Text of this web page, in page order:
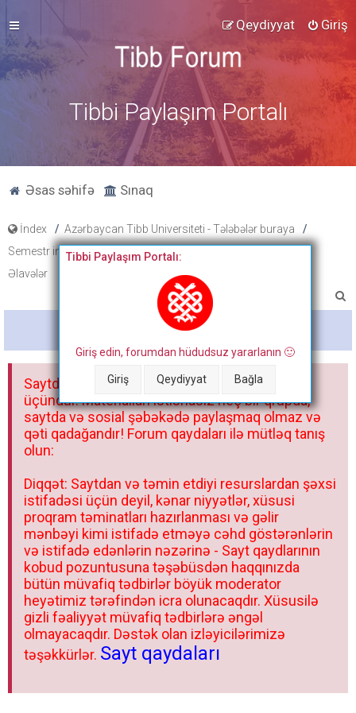
Giriş
Qeydiyyat
Tibbi Paylaşım Portalı
Əsas səhifə Sınaq
İndex
Azərbaycan Tibb Universiteti - Tələbələr buraya
Semestr imtahan testləri, cavabları və onların müzakirəsi
Əlavələr
a
Bitdi
Tibbi Paylaşım Portalı:
Giriş edin, forumdan hüdudsuz yararlanın 🙂
Giriş Qeydiyyat Bağla
Saytdakı materiallar yalnız fərdi istifadəniz
üçündür. Materialları istisnasız heç bir qrupda,
saytda və sosial şəbəkədə paylaşmaq olmaz və
qəti qadağandır! Forum qaydaları ilə mütləq tanış
olun:
Diqqət: Saytdan və təmin etdiyi resurslardan şəxsi
istifadəsi üçün deyil, kənar niyyətlər, xüsusi
proqram təminatları hazırlanması və gəlir
mənbəyi kimi istifadə etməyə cəhd göstərənlərin
və istifadə edənlərin nəzərinə - Sayt qaydlarının
kobud pozuntusuna təşəbüsdən haqqınızda
bütün müvafiq tədbirlər böyük moderator
heyətimiz tərəfindən icra olunacaqdır. Xüsusilə
gizli fəaliyyət müvafiq tədbirlərə əngəl
olmayacaqdır. Dəstək olan izləyicilərimizə
təşəkkürlər. Sayt qaydaları